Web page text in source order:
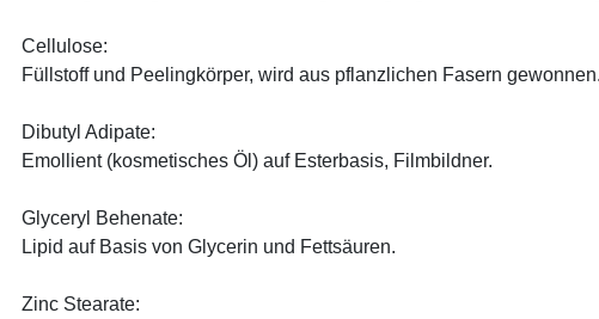
Cellulose:
Füllstoff und Peelingkörper, wird aus pflanzlichen Fasern gewonnen.
Dibutyl Adipate:
Emollient (kosmetisches Öl) auf Esterbasis, Filmbildner.
Glyceryl Behenate:
Lipid auf Basis von Glycerin und Fettsäuren.
Zinc Stearate: